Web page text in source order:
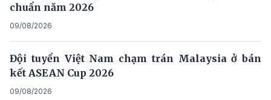
chuẩn năm 2026
09/08/2026
Đội tuyển Việt Nam chạm trán Malaysia ở bán
kết ASEAN Cup 2026
09/08/2026